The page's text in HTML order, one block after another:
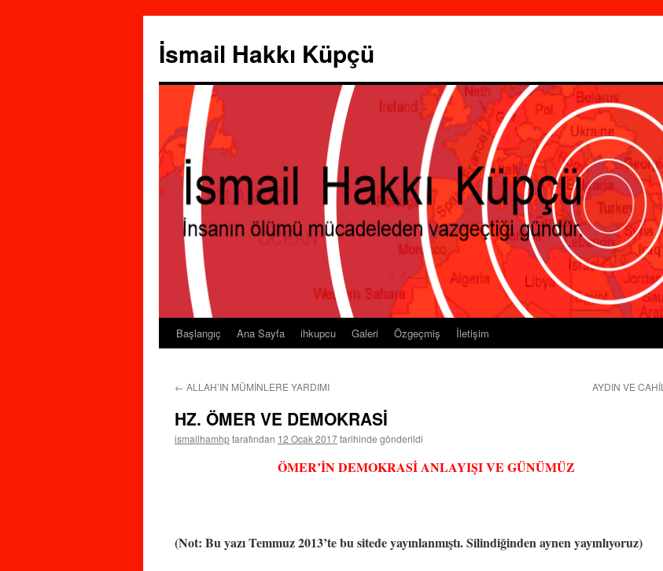
İsmail Hakkı Küpçü
Başlangıç Ana Sayfa ihkupcu Galeri Özgeçmiş İletişim
← ALLAH’IN MÜMİNLERE YARDIMI AYDIN VE CAHİL
HZ. ÖMER VE DEMOKRASİ
ismailhamhptarafından 12 Ocak 2017tarihinde gönderildi
ÖMER’İN DEMOKRASİ ANLAYIŞI VE GÜNÜMÜZ
(Not: Bu yazı Temmuz 2013’te bu sitede yayınlanmıştı. Silindiğinden aynen yayınlıyoruz)